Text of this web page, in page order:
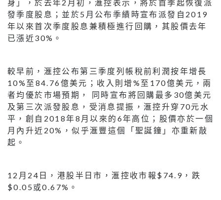
身」，於去年2月初，滙控表示，將於首季起恢復派
發季度股息；並於5月公布季績時宣布派發自2019
年以來首次季度股息兼積極進行回購，其股價去年
已漲近30%。
較早前，滙控公布第三季度列帳稅前利潤按年增長
10%至84.76億美元；收入則增%至170億美元，兩
者均優於市場預期， 同時宣布將回購最多30億美元
及第三次派發股息，受消息提振，滙控升穿70元水
平，創自2018年8月以來的6年高位；股價亦於一個
月內升近20%，似乎滙豐這個「聖誕鐘」亦重新敲
起。
12月24日，港股半日市，滙控收市報$74.9，跌
$0.05或0.67%。